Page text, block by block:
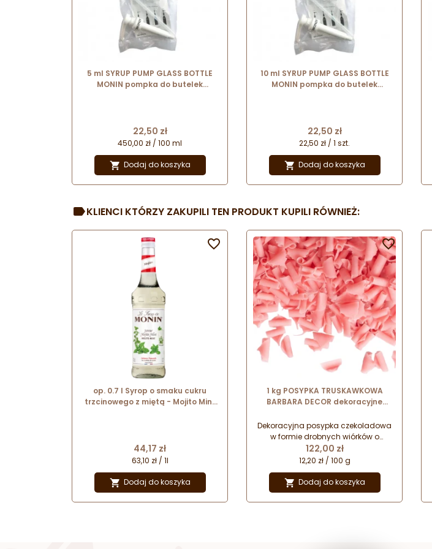
5 ml SYRUP PUMP GLASS BOTTLE
MONIN pompka do butelek
Cena
22,50 zł
450,00 zł / 100 ml
 Dodaj do koszyka
10 ml SYRUP PUMP GLASS BOTTLE
MONIN pompka do butelek
Cena
22,50 zł
22,50 zł / 1 szt.
 Dodaj do koszyka
KLIENCI KTÓRZY ZAKUPILI TEN PRODUKT KUPILI RÓWNIEŻ:
op. 0.7 l Syrop o smaku cukru
trzcinowego z miętą - Mojito Mint
Cena
44,17 zł
63,10 zł / 1l
 Dodaj do koszyka

1 kg POSYPKA TRUSKAWKOWA
BARBARA DECOR dekoracyjne
x 5 mm
Dekoracyjna posypka czekoladowa
w formie drobnych wiórków o
uniwersalnym zastosowaniu w
cukiernictwie.
Cena
122,00 zł
12,20 zł / 100 g
 Dodaj do koszyka
